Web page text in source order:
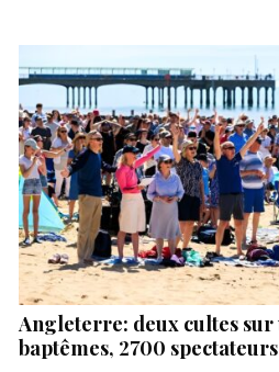
Angleterre: deux cultes sur
baptêmes, 2700 spectateurs